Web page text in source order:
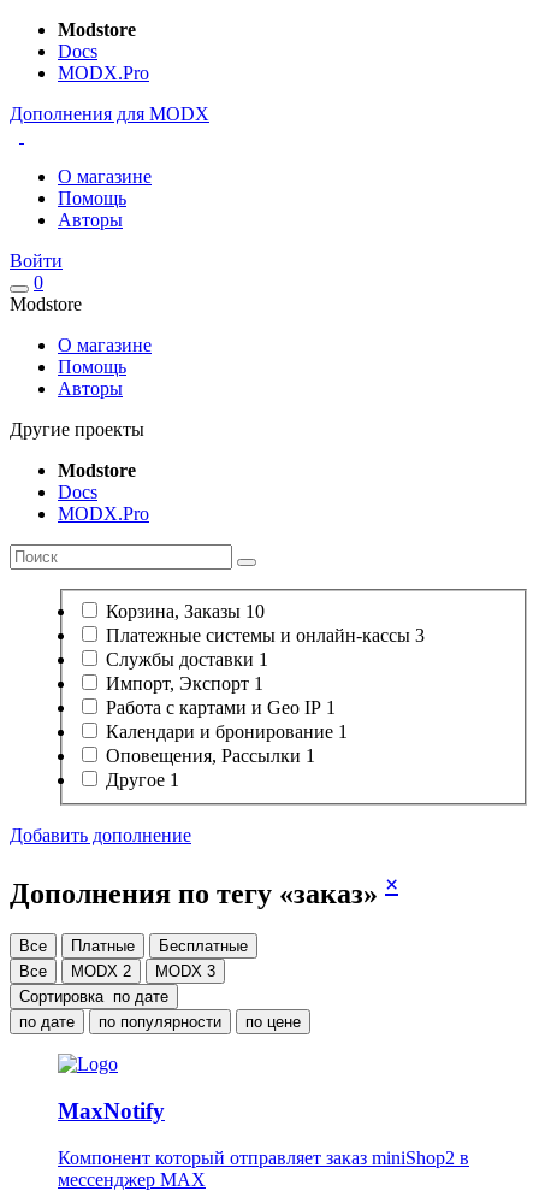
Modstore
Docs
MODX.Pro
Дополнения для MODX
О магазине
Помощь
Авторы
Войти
0
Modstore
О магазине
Помощь
Авторы
Другие проекты
Modstore
Docs
MODX.Pro
Корзина, Заказы 10
Платежные системы и онлайн-кассы 3
Службы доставки 1
Импорт, Экспорт 1
Работа с картами и Geo IP 1
Календари и бронирование 1
Оповещения, Рассылки 1
Другое 1
Добавить дополнение
Дополнения по тегу «заказ» ×
Все Платные
Бесплатные
Все
MODX 2
MODX 3
Сортировка по дате
по дате
по популярности по цене
MaxNotify
Компонент который отправляет заказ miniShop2 в
мессенджер MAX